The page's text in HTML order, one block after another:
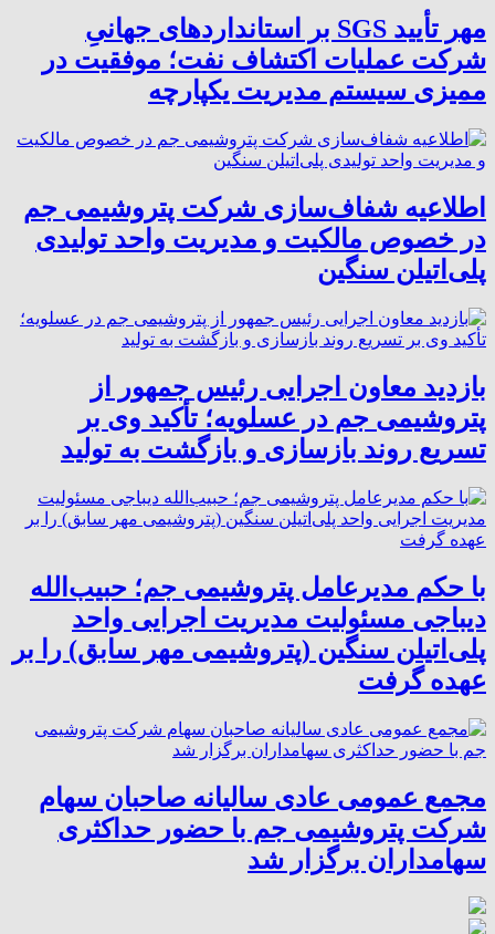
مهر تأیید SGS بر استانداردهای جهانیِ
شرکت عملیات اکتشاف نفت؛ موفقیت در
ممیزی سیستم مدیریت یکپارچه
اطلاعیه شفاف‌سازی شرکت پتروشیمی جم
در خصوص مالکیت و مدیریت واحد تولیدی
پلی‌اتیلن سنگین
بازدید معاون اجرایی رئیس جمهور از
پتروشیمی جم در عسلویه؛ تأکید وی بر
تسریع روند بازسازی و بازگشت به تولید
با حکم مدیرعامل پتروشیمی جم؛ حبیب‌الله
دیباجی مسئولیت مدیریت اجرایی واحد
پلی‌اتیلن سنگین (پتروشیمی مهر سابق) را بر
عهده گرفت
مجمع عمومی عادی سالیانه صاحبان سهام
شرکت پتروشیمی جم با حضور حداکثری
سهامداران برگزار شد